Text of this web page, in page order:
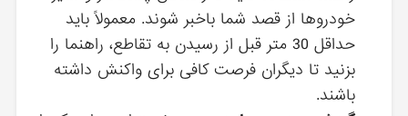
خودروها از قصد شما باخبر شوند. معمولاً باید
حداقل 30 متر قبل از رسیدن به تقاطع، راهنما را
بزنید تا دیگران فرصت کافی برای واکنش داشته
باشند.